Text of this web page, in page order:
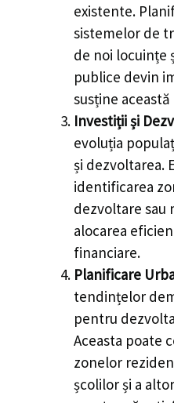
existente.
sistemelor de
de noi locuințe
publice devin
susține
Investiții și
evoluția
și dezvoltarea.
identificarea
dezvoltare sau
alocarea
financiare.
Planificare
tendințelor
pentru
Aceasta poate
zonelor
școlilor și a